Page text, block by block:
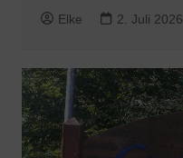
Elke 2. Juli 2026